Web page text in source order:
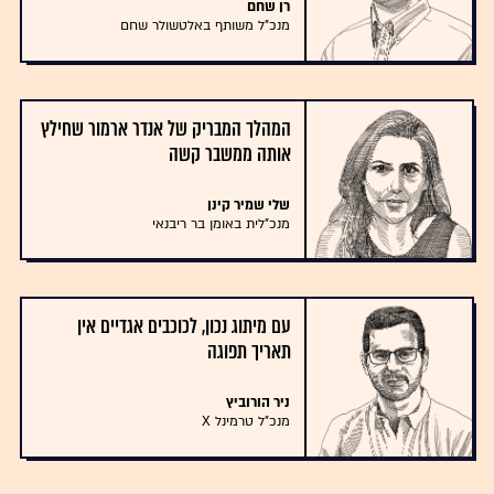
רן שחם
מנכ"ל משותף באלטשולר שחם
המהלך המבריק של אנדר ארמור שחילץ
אותה ממשבר קשה
שלי שמיר קינן
מנכ"לית באומן בר ריבנאי
עם מיתוג נכון, לכוכבים אגדיים אין
תאריך תפוגה
ניר הורוביץ
מנכ"ל טרמינל X